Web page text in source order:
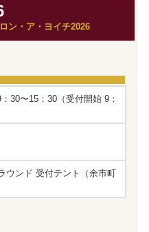
ン・ア・ヨイチ2026
30〜15：30（受付開始 9：
ウンド 受付テント（余市町